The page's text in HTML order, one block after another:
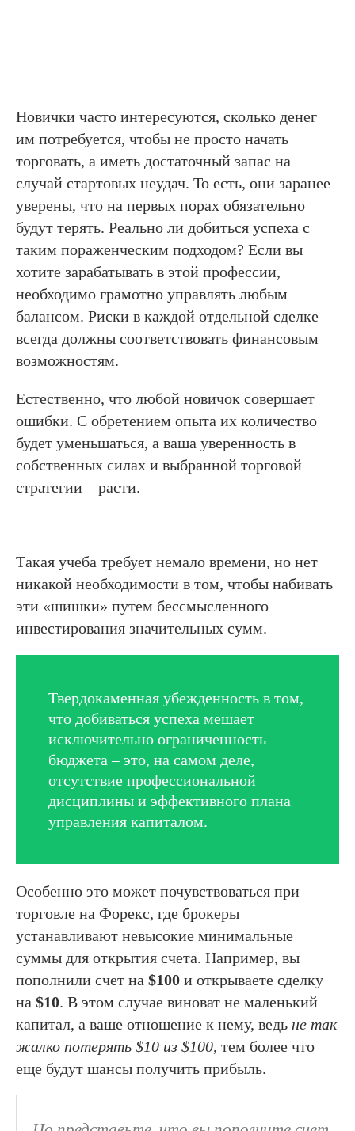
Новички часто интересуются, сколько денег
им потребуется, чтобы не просто начать
торговать, а иметь достаточный запас на
случай стартовых неудач. То есть, они заранее
уверены, что на первых порах обязательно
будут терять. Реально ли добиться успеха с
таким пораженческим подходом? Если вы
хотите зарабатывать в этой профессии,
необходимо грамотно управлять любым
балансом. Риски в каждой отдельной сделке
всегда должны соответствовать финансовым
возможностям.
Естественно, что любой новичок совершает
ошибки. С обретением опыта их количество
будет уменьшаться, а ваша уверенность в
собственных силах и выбранной торговой
стратегии – расти.
Такая учеба требует немало времени, но нет
никакой необходимости в том, чтобы набивать
эти «шишки» путем бессмысленного
инвестирования значительных сумм.
Твердокаменная убежденность в том,
что добиваться успеха мешает
исключительно ограниченность
бюджета – это, на самом деле,
отсутствие профессиональной
дисциплины и эффективного плана
управления капиталом.
Особенно это может почувствоваться при
торговле на Форекс, где брокеры
устанавливают невысокие минимальные
суммы для открытия счета. Например, вы
пополнили счет на $100 и открываете сделку
на $10. В этом случае виноват не маленький
капитал, а ваше отношение к нему, ведь не так
жалко потерять $10 из $100, тем более что
еще будут шансы получить прибыль.